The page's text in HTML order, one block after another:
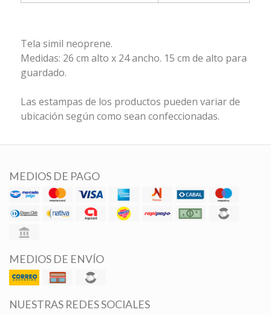
Tela simil neoprene.
Medidas: 26 cm alto x 24 ancho. 15 cm de alto para
guardado.
Las estampas de los productos pueden variar de
ubicación según como sean confeccionadas.
MEDIOS DE PAGO
MEDIOS DE ENVÍO
NUESTRAS REDES SOCIALES